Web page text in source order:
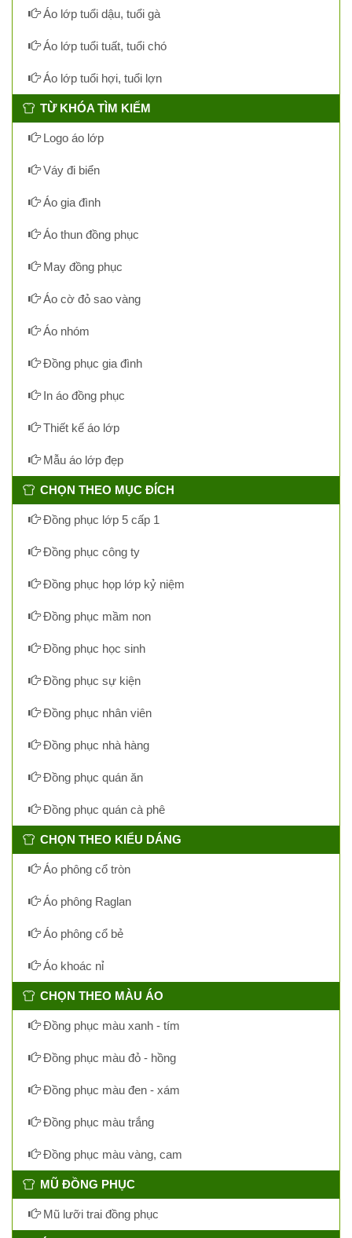
Áo lớp tuổi dậu, tuổi gà
Áo lớp tuổi tuất, tuổi chó
Áo lớp tuổi hợi, tuổi lợn
TỪ KHÓA TÌM KIẾM
Logo áo lớp
Váy đi biển
Áo gia đình
Áo thun đồng phục
May đồng phục
Áo cờ đỏ sao vàng
Áo nhóm
Đồng phục gia đình
In áo đồng phục
Thiết kế áo lớp
Mẫu áo lớp đẹp
CHỌN THEO MỤC ĐÍCH
Đồng phục lớp 5 cấp 1
Đồng phục công ty
Đồng phục họp lớp kỷ niệm
Đồng phục mầm non
Đồng phục học sinh
Đồng phục sự kiện
Đồng phục nhân viên
Đồng phục nhà hàng
Đồng phục quán ăn
Đồng phục quán cà phê
CHỌN THEO KIỂU DÁNG
Áo phông cổ tròn
Áo phông Raglan
Áo phông cổ bẻ
Áo khoác nỉ
CHỌN THEO MÀU ÁO
Đồng phục màu xanh - tím
Đồng phục màu đỏ - hồng
Đồng phục màu đen - xám
Đồng phục màu trắng
Đồng phục màu vàng, cam
MŨ ĐỒNG PHỤC
Mũ lưỡi trai đồng phục